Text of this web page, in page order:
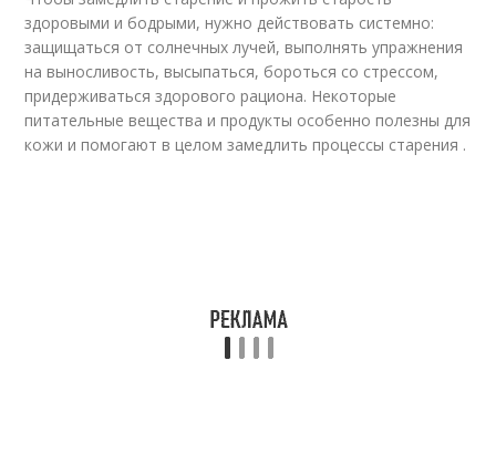
здоровыми и бодрыми, нужно действовать системно:
защищаться от солнечных лучей, выполнять упражнения
на выносливость, высыпаться, бороться со стрессом,
придерживаться здорового рациона. Некоторые
питательные вещества и продукты особенно полезны для
кожи и помогают в целом замедлить процессы старения .